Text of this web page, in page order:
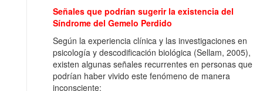
Señales que podrían sugerir la existencia del
Síndrome del Gemelo Perdido
Según la experiencia clínica y las investigaciones en
psicología y descodificación biológica (Sellam, 2005),
existen algunas señales recurrentes en personas que
podrían haber vivido este fenómeno de manera
inconsciente: